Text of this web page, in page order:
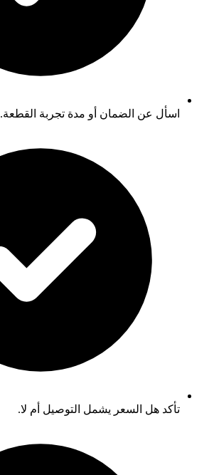
اسأل عن الضمان أو مدة تجربة القطعة.
تأكد هل السعر يشمل التوصيل أم لا.